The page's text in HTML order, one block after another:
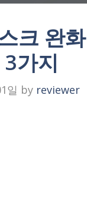
크 완
가지
일 by reviewer